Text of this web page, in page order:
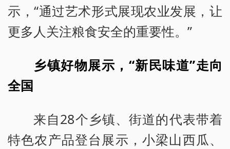
示，“通过艺术形式展现农业发展，让
更多人关注粮食安全的重要性。”
乡镇好物展示，“新民味道”走向
全国
来自28个乡镇、街道的代表带着
特色农产品登台展示，小梁山西瓜、